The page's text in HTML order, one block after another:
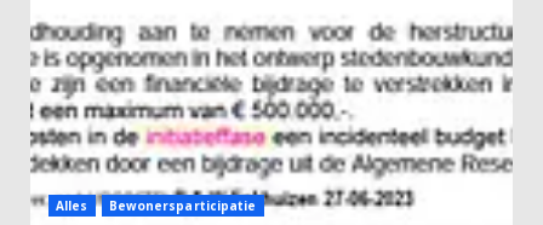
Alles Bewonersparticipatie